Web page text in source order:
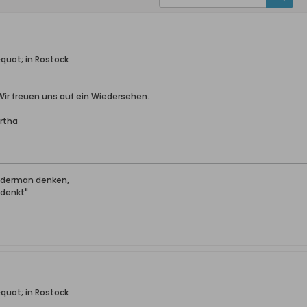
in Rostock
freuen uns auf ein Wiedersehen.
denken,
in Rostock